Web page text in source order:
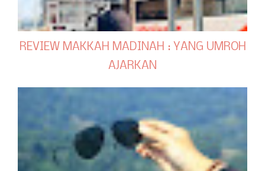
REVIEW MAKKAH MADINAH : YANG UMROH
AJARKAN